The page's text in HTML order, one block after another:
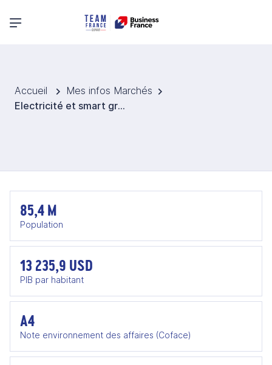
Menu principal
Accueil
Mes infos Marchés
Electricité et smart grid en Turquie
85,4 M
Population
13 235,9 USD
PIB par habitant
A4
Note environnement des affaires (Coface)